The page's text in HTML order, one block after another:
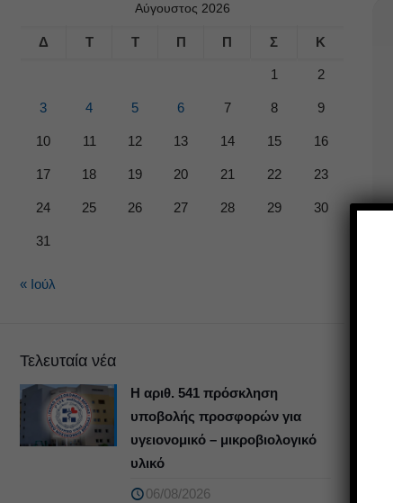
Αύγουστος 2026
Δ Τ Τ Π Π Σ Κ
1 2
3 4 5 6 7 8 9
10 11 12 13 14 15 16
17 18 19 20 21 22 23
24 25 26 27 28 29 30
31
« Ιούλ
Τελευταία νέα
Η αριθ. 541 πρόσκληση
υποβολής προσφορών για
υγειονομικό – μικροβιολογικό
υλικό
06/08/2026